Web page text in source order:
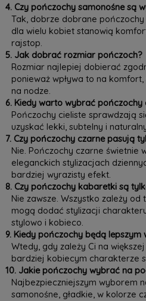
4. Czy pończochy samonośne są
Tak, dobrze dobrane
dla wielu kobiet stanowią
rajstop.
5. Jak dobrać rozmiar pończoch?
Rozmiar najlepiej dobierać
ponieważ wpływa to na
na nodze.
6. Kiedy warto wybrać pończochy
Pończochy cieliste sprawdzają
uzyskać lekki, subtelny i
7. Czy pończochy czarne pasują
Nie. Pończochy czarne świetnie
eleganckich stylizacjach
bardziej wyrazisty efekt.
8. Czy pończochy kabaretki są
Nie zawsze. Wszystko zależy
mogą dodać stylizacji
stylowo i kobieco.
9. Kiedy pończochy będą
Wtedy, gdy zależy Ci na
bardziej kobiecym charakterze
10. Jakie pończochy wybrać na
Najbezpieczniejszym wyborem
samonośne, gładkie, w kolorze